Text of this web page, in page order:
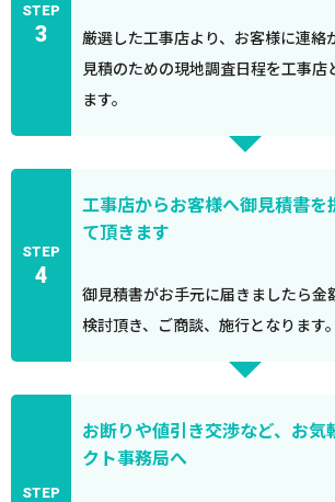
STEP
3
厳選した工事店より、お客様に連絡
見積のための現地調査日程を工事店
ます。
STEP
4
工事店からお客様へ御見積書を
て頂きます
御見積書がお手元に届きましたら金
検討頂き、ご商談、施行となります。
STEP
お断りや値引き交渉など、お気
クト事務局へ